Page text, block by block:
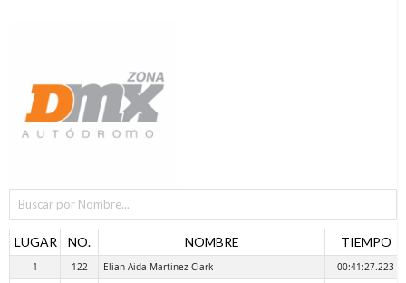
LUGAR NO. NOMBRE TIEMPO
1 122 Elian Aida Martinez Clark
00:41:27.223